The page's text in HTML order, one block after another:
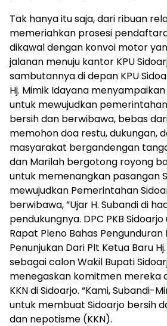
Tak hanya itu saja, dari ribuan
memeriahkan prosesi
dikawal dengan konvoi motor
jalanan menuju kantor KPU
sambutannya di depan KPU
Hj. Mimik Idayana
untuk mewujudkan
bersih dan berwibawa, bebas dari
memohon doa restu, dukungan,
masyarakat bergandengan
dan Marilah bergotong royong
untuk memenangkan pasangan
mewujudkan Pemerintahan
berwibawa, ”Ujar H. Subandi di
pendukungnya. DPC PKB
Rapat Pleno Bahas Pengunduran
Penunjukan Dari Plt Ketua Baru
sebagai calon Wakil Bupati
menegaskan komitmen mereka
KKN di Sidoarjo. “Kami, Subandi-
untuk membuat Sidoarjo bersih
dan nepotisme (KKN).